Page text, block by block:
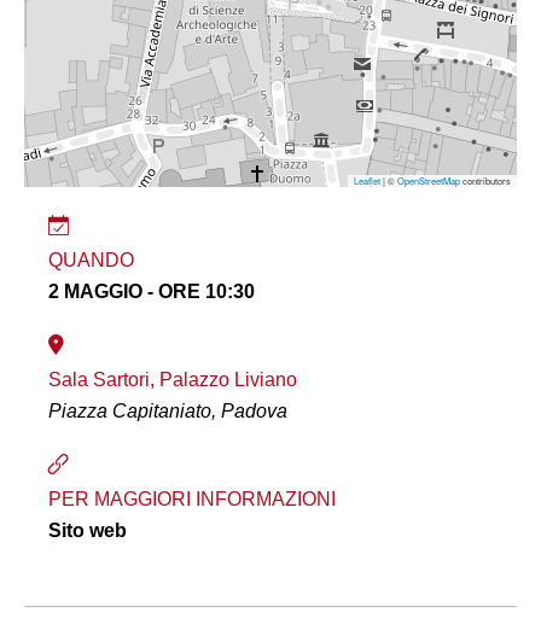
Leaflet| ©OpenStreetMapcontributors
QUANDO
2 MAGGIO - ORE 10:30
Sala Sartori, Palazzo Liviano
Piazza Capitaniato, Padova
PER MAGGIORI INFORMAZIONI
Sito web